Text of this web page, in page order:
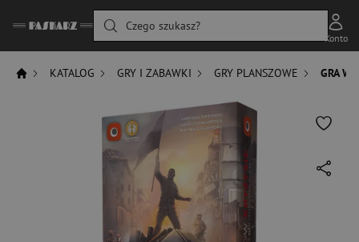
Czego szukasz?
Konto
KATALOG GRY I ZABAWKI GRY PLANSZOWE GRA